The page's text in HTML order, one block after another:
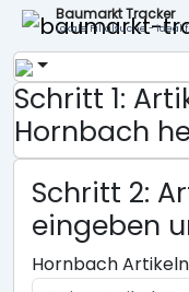
Baumarkt Tracker
Lokale Filialsuche - ideal
Schritt 1:
Hornbach
Schritt 2:
eingeben
Hornbach